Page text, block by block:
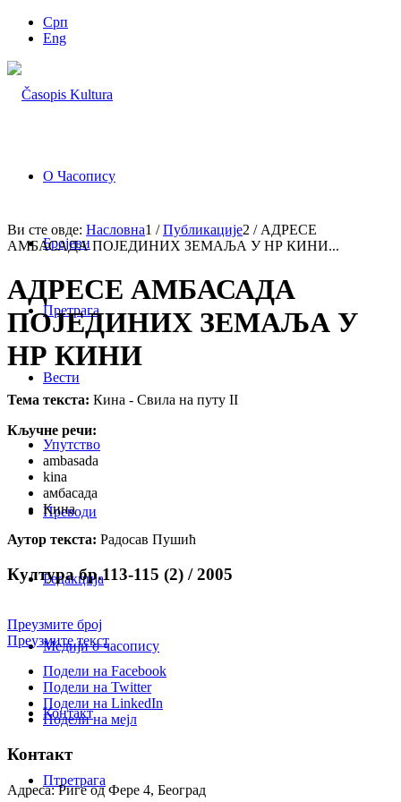
Срп
Eng
О Часопису
Бројеви
Претрага
Вести
Упутство
Преводи
Редакција
Медији о часопису
Контакт
Птретрага
Ви сте овде: Насловна1 / Публикације2 / АДРЕСЕ
АМБАСАДА ПОЈЕДИНИХ ЗЕМАЉА У НР КИНИ...
АДРЕСЕ АМБАСАДА
ПОЈЕДИНИХ ЗЕМАЉА У
НР КИНИ
Тема текста: Кина - Свила на путу II
Кључне речи:
ambasada
kina
амбасада
Кина
Аутор текста: Радосав Пушић
Култура бр.113-115 (2) / 2005
Преузмите број
Преузмите текст
Подели на Facebook
Подели на Twitter
Подели на LinkedIn
Подели на мејл
Контакт
Адреса: Риге од Фере 4, Београд